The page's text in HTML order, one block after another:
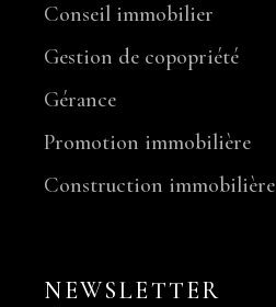
Conseil immobilier
Gestion de copopriété
Gérance
Promotion immobilière
Construction immobilière
NEWSLETTER